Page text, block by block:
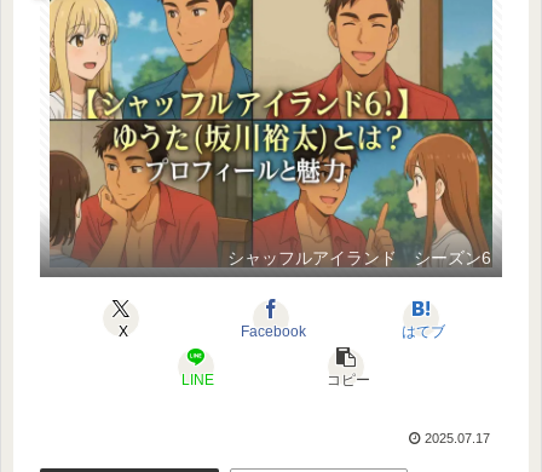
シャッフルアイランド シーズン6
X Facebook はてブ
LINE コピー
2025.07.17